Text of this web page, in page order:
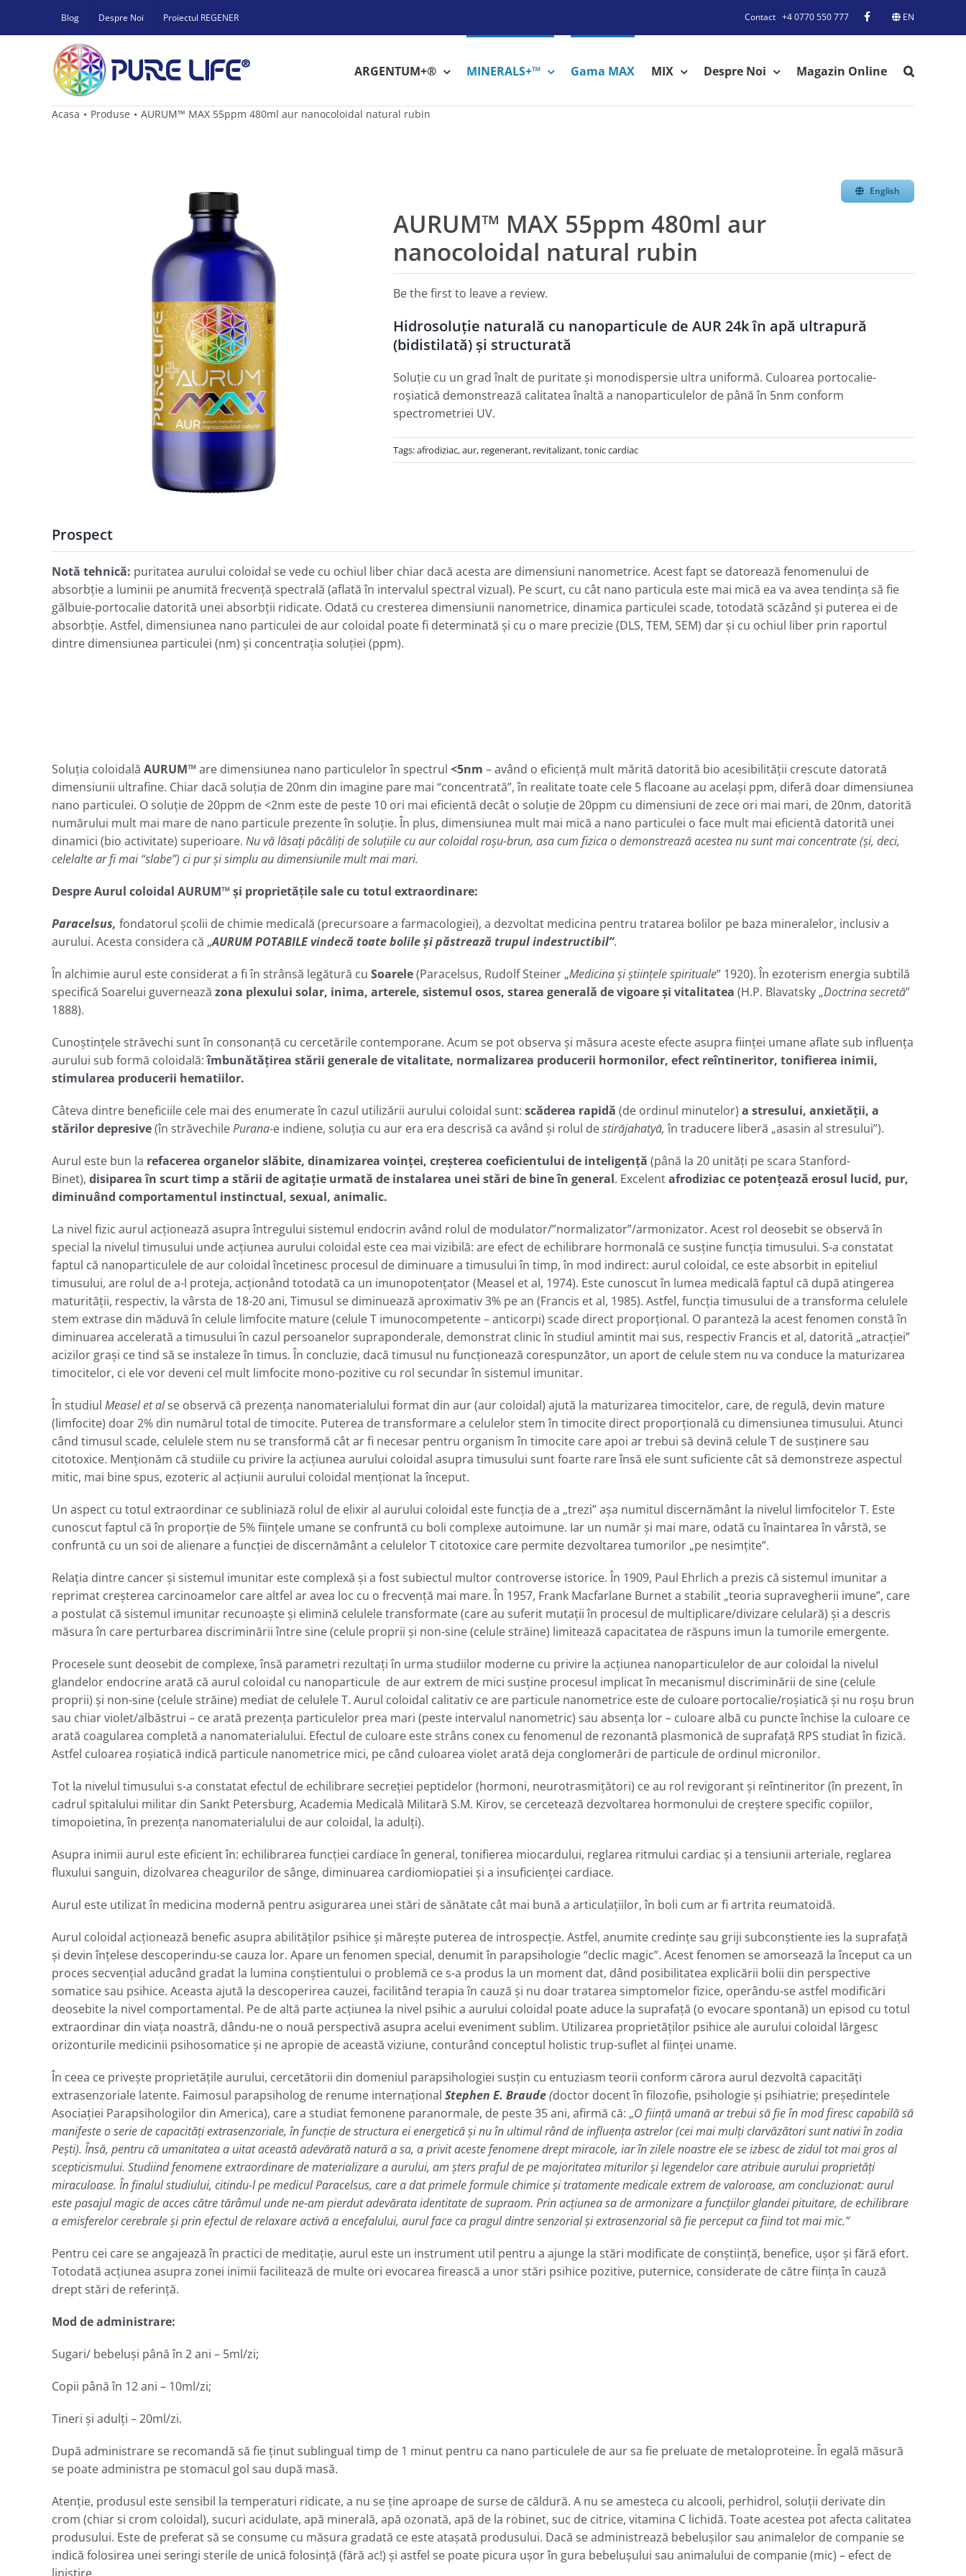
Blog Despre Noi Proiectul REGENER Contact +4 0770 550 777 EN
ARGENTUM+® MINERALS+™ Gama MAX MIX Despre Noi Magazin Online
Acasa Produse AURUM™ MAX 55ppm 480ml aur nanocoloidal natural rubin
English
AURUM™ MAX 55ppm 480ml aur
nanocoloidal natural rubin
Be the first to leave a review.
Hidrosoluție naturală cu nanoparticule de AUR 24k în apă ultrapură
(bidistilată) și structurată
Soluţie cu un grad înalt de puritate şi monodispersie ultra uniformă. Culoarea portocalie-
roşiatică demonstrează calitatea înaltă a nanoparticulelor de până în 5nm conform
spectrometriei UV.
Tags:afrodiziac,aur, regenerant, revitalizant,tonic cardiac
Prospect
Notă tehnică: puritatea aurului coloidal se vede cu ochiul liber chiar dacă acesta are dimensiuni nanometrice. Acest fapt se datorează fenomenului de
absorbţie a luminii pe anumită frecvenţă spectrală (aflată în intervalul spectral vizual). Pe scurt, cu cât nano particula este mai mică ea va avea tendinţa să fie
gălbuie-portocalie datorită unei absorbţii ridicate. Odată cu cresterea dimensiunii nanometrice, dinamica particulei scade, totodată scăzând şi puterea ei de
absorbţie. Astfel, dimensiunea nano particulei de aur coloidal poate fi determinată şi cu o mare precizie (DLS, TEM, SEM) dar şi cu ochiul liber prin raportul
dintre dimensiunea particulei (nm) şi concentraţia soluţiei (ppm).
Soluţia coloidală AURUM™are dimensiunea nano particulelor în spectrul <5nm – având o eficienţă mult mărită datorită bio acesibilităţii crescute datorată
dimensiunii ultrafine. Chiar dacă soluţia de 20nm din imagine pare mai “concentrată”, în realitate toate cele 5 flacoane au acelaşi ppm, diferă doar dimensiunea
nano particulei. O soluţie de 20ppm de <2nm este de peste 10 ori mai eficientă decât o soluţie de 20ppm cu dimensiuni de zece ori mai mari, de 20nm, datorită
numărului mult mai mare de nano particule prezente în soluţie. În plus, dimensiunea mult mai mică a nano particulei o face mult mai eficientă datorită unei
dinamici (bio activitate) superioare. Nu vă lăsaţi păcăliţi de soluţiile cu aur coloidal roşu-brun, asa cum fizica o demonstrează acestea nu sunt mai concentrate (şi, deci,
celelalte ar fi mai “slabe”) ci pur şi simplu au dimensiunile mult mai mari.
Despre Aurul coloidal AURUM™ şi proprietăţile sale cu totul extraordinare:
Paracelsus, fondatorul școlii de chimie medicală (precursoare a farmacologiei), a dezvoltat medicina pentru tratarea bolilor pe baza mineralelor, inclusiv a
aurului. Acesta considera că „AURUM POTABILE vindecă toate bolile și păstrează trupul indestructibil”.
În alchimie aurul este considerat a fi în strânsă legătură cu Soarele(Paracelsus, Rudolf Steiner „Medicina şi ştiinţele spirituale” 1920). În ezoterism energia subtilă
specifică Soarelui guvernează zona plexului solar, inima, arterele, sistemul osos, starea generală de vigoare și vitalitatea (H.P. Blavatsky „Doctrina secretă”
1888).
Cunoştinţele străvechi sunt în consonanţă cu cercetările contemporane. Acum se pot observa şi măsura aceste efecte asupra ființei umane aflate sub influenţa
aurului sub formă coloidală:îmbunătăţirea stării generale de vitalitate, normalizarea producerii hormonilor, efect reîntineritor, tonifierea inimii,
stimularea producerii hematiilor.
Câteva dintre beneficiile cele mai des enumerate în cazul utilizării aurului coloidal sunt: scăderea rapidă (de ordinul minutelor) a stresului, anxietății, a
stărilor depresive(în străvechilePurana-e indiene, soluţia cu aur era era descrisă ca având şi rolul destirājahatyā,în traducere liberă „asasin al stresului”).
Aurul este bun la refacerea organelor slăbite, dinamizarea voinței, creșterea coeficientului de inteligență (până la 20 unități pe scara Stanford-
Binet), disiparea în scurt timp a stării de agitație urmată de instalarea unei stări de bine în general. Excelentafrodiziac ce potenţează erosul lucid, pur,
diminuând comportamentul instinctual, sexual, animalic.
La nivel fizic aurul acţionează asupra întregului sistemul endocrin având rolul de modulator/”normalizator”/armonizator. Acest rol deosebit se observă în
special la nivelul timusului unde acţiunea aurului coloidal este cea mai vizibilă: are efect de echilibrare hormonală ce susţine funcţia timusului. S-a constatat
faptul că nanoparticulele de aur coloidal încetinesc procesul de diminuare a timusului în timp, în mod indirect: aurul coloidal, ce este absorbit in epiteliul
timusului, are rolul de a-l proteja, acţionând totodată ca un imunopotenţator (Measel et al, 1974). Este cunoscut în lumea medicală faptul că după atingerea
maturităţii, respectiv, la vârsta de 18-20 ani, Timusul se diminuează aproximativ 3% pe an (Francis et al, 1985). Astfel, funcţia timusului de a transforma celulele
stem extrase din măduvă în celule limfocite mature (celule T imunocompetente – anticorpi) scade direct proporţional. O paranteză la acest fenomen constă în
diminuarea accelerată a timusului în cazul persoanelor supraponderale, demonstrat clinic în studiul amintit mai sus, respectiv Francis et al, datorită „atracţiei”
acizilor graşi ce tind să se instaleze în timus. În concluzie, dacă timusul nu funcţionează corespunzător, un aport de celule stem nu va conduce la maturizarea
timocitelor, ci ele vor deveni cel mult limfocite mono-pozitive cu rol secundar în sistemul imunitar.
În studiul Measel et alse observă că prezenţa nanomaterialului format din aur (aur coloidal) ajută la maturizarea timocitelor, care, de regulă, devin mature
(limfocite) doar 2% din numărul total de timocite. Puterea de transformare a celulelor stem în timocite direct proporţională cu dimensiunea timusului. Atunci
când timusul scade, celulele stem nu se transformă cât ar fi necesar pentru organism în timocite care apoi ar trebui să devină celule T de susţinere sau
citotoxice. Menţionăm că studiile cu privire la acţiunea aurului coloidal asupra timusului sunt foarte rare însă ele sunt suficiente cât să demonstreze aspectul
mitic, mai bine spus, ezoteric al acţiunii aurului coloidal menţionat la început.
Un aspect cu totul extraordinar ce subliniază rolul de elixir al aurului coloidal este funcţia de a „trezi” aşa numitul discernământ la nivelul limfocitelor T. Este
cunoscut faptul că în proporţie de 5% fiinţele umane se confruntă cu boli complexe autoimune. Iar un număr şi mai mare, odată cu înaintarea în vârstă, se
confruntă cu un soi de alienare a funcţiei de discernământ a celulelor T citotoxice care permite dezvoltarea tumorilor „pe nesimţite”.
Relația dintre cancer și sistemul imunitar este complexă și a fost subiectul multor controverse istorice. În 1909, Paul Ehrlich a prezis că sistemul imunitar a
reprimat creșterea carcinoamelor care altfel ar avea loc cu o frecvență mai mare. În 1957, Frank Macfarlane Burnet a stabilit „teoria supravegherii imune”, care
a postulat că sistemul imunitar recunoaște și elimină celulele transformate (care au suferit mutaţii în procesul de multiplicare/divizare celulară) și a descris
măsura în care perturbarea discriminării între sine (celule proprii și non-sine (celule străine) limitează capacitatea de răspuns imun la tumorile emergente.
Procesele sunt deosebit de complexe, însă parametri rezultaţi în urma studiilor moderne cu privire la acţiunea nanoparticulelor de aur coloidal la nivelul
glandelor endocrine arată că aurul coloidal cu nanoparticule de aur extrem de mici susţine procesul implicat în mecanismul discriminării de sine (celule
proprii) şi non-sine (celule străine) mediat de celulele T. Aurul coloidal calitativ ce are particule nanometrice este de culoare portocalie/roşiatică şi nu roşu brun
sau chiar violet/albăstrui – ce arată prezenţa particulelor prea mari (peste intervalul nanometric) sau absenţa lor – culoare albă cu puncte închise la culoare ce
arată coagularea completă a nanomaterialului. Efectul de culoare este strâns conex cu fenomenul de rezonantă plasmonică de suprafaţă RPS studiat în fizică.
Astfel culoarea roşiatică indică particule nanometrice mici, pe când culoarea violet arată deja conglomerări de particule de ordinul micronilor.
Tot la nivelul timusului s-a constatat efectul de echilibrare secreţiei peptidelor (hormoni, neurotrasmiţători) ce au rol revigorant şi reîntineritor (în prezent, în
cadrul spitalului militar din Sankt Petersburg, Academia Medicală Militară S.M. Kirov, se cercetează dezvoltarea hormonului de creștere specific copiilor,
timopoietina, în prezenţa nanomaterialului de aur coloidal, la adulţi).
Asupra inimii aurul este eficient în: echilibrarea funcţiei cardiace în general, tonifierea miocardului, reglarea ritmului cardiac şi a tensiunii arteriale, reglarea
fluxului sanguin, dizolvarea cheagurilor de sânge, diminuarea cardiomiopatiei şi a insuficienţei cardiace.
Aurul este utilizat în medicina modernă pentru asigurarea unei stări de sănătate cât mai bună a articulaţiilor, în boli cum ar fi artrita reumatoidă.
Aurul coloidal acţionează benefic asupra abilităţilor psihice şi măreşte puterea de introspecţie. Astfel, anumite credinţe sau griji subconştiente ies la suprafaţă
şi devin înţelese descoperindu-se cauza lor. Apare un fenomen special, denumit în parapsihologie “declic magic”. Acest fenomen se amorsează la început ca un
proces secvenţial aducând gradat la lumina conştientului o problemă ce s-a produs la un moment dat, dând posibilitatea explicării bolii din perspective
somatice sau psihice. Aceasta ajută la descoperirea cauzei, facilitând terapia în cauză şi nu doar tratarea simptomelor fizice, operându-se astfel modificări
deosebite la nivel comportamental. Pe de altă parte acţiunea la nivel psihic a aurului coloidal poate aduce la suprafaţă (o evocare spontană) un episod cu totul
extraordinar din viaţa noastră, dându-ne o nouă perspectivă asupra acelui eveniment sublim. Utilizarea proprietăţilor psihice ale aurului coloidal lărgesc
orizonturile medicinii psihosomatice şi ne apropie de această viziune, conturând conceptul holistic trup-suflet al fiinţei uname.
În ceea ce priveşte proprietăţile aurului, cercetătorii din domeniul parapsihologiei susţin cu entuziasm teorii conform cărora aurul dezvoltă capacităţi
extrasenzoriale latente. Faimosul parapsiholog de renume internaţional Stephen E. Braude(doctor docent în filozofie, psihologie şi psihiatrie; preşedintele
Asociaţiei Parapsihologilor din America), care a studiat femonene paranormale, de peste 35 ani, afirmă că: „O fiinţă umană ar trebui să fie în mod firesc capabilă să
manifeste o serie de capacităţi extrasenzoriale, în funcţie de structura ei energetică şi nu în ultimul rând de influenţa astrelor (cei mai mulţi clarvăzători sunt nativi în zodia
Peşti). Însă, pentru că umanitatea a uitat această adevărată natură a sa, a privit aceste fenomene drept miracole, iar în zilele noastre ele se izbesc de zidul tot mai gros al
scepticismului. Studiind fenomene extraordinare de materializare a aurului, am şters praful de pe majoritatea miturilor şi legendelor care atribuie aurului proprietăţi
miraculoase. În finalul studiului, citindu-l pe medicul Paracelsus, care a dat primele formule chimice şi tratamente medicale extrem de valoroase, am concluzionat: aurul
este pasajul magic de acces către tărâmul unde ne-am pierdut adevărata identitate de supraom. Prin acţiunea sa de armonizare a funcţiilor glandei pituitare, de echilibrare
a emisferelor cerebrale şi prin efectul de relaxare activă a encefalului, aurul face ca pragul dintre senzorial şi extrasenzorial să fie perceput ca fiind tot mai mic.”
Pentru cei care se angajează în practici de meditaţie, aurul este un instrument util pentru a ajunge la stări modificate de conştiinţă, benefice, uşor şi fără efort.
Totodată acţiunea asupra zonei inimii facilitează de multe ori evocarea firească a unor stări psihice pozitive, puternice, considerate de către fiinţa în cauză
drept stări de referinţă.
Mod de administrare:
Sugari/ bebeluşi până în 2 ani – 5ml/zi;
Copii până în 12 ani – 10ml/zi;
Tineri şi adulţi – 20ml/zi.
După administrare se recomandă să fie ţinut sublingual timp de 1 minut pentru ca nano particulele de aur sa fie preluate de metaloproteine. În egală măsură
se poate administra pe stomacul gol sau după masă.
Atenţie, produsul este sensibil la temperaturi ridicate, a nu se ţine aproape de surse de căldură. A nu se amesteca cu alcooli, perhidrol, soluţii derivate din
crom (chiar si crom coloidal), sucuri acidulate, apă minerală, apă ozonată, apă de la robinet, suc de citrice, vitamina C lichidă. Toate acestea pot afecta calitatea
produsului. Este de preferat să se consume cu măsura gradată ce este ataşată produsului. Dacă se administrează bebeluşilor sau animalelor de companie se
indică folosirea unei seringi sterile de unică folosinţă (fără ac!) şi astfel se poate picura uşor în gura bebeluşului sau animalului de companie (mic) – efect de